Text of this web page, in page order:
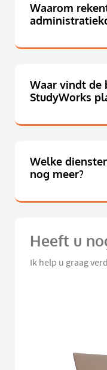
Waarom
Waar vindt de
StudyWorks
Welke
nog meer?
Heeft u
Ik help u graag